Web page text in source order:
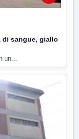
di sangue, giallo
un...